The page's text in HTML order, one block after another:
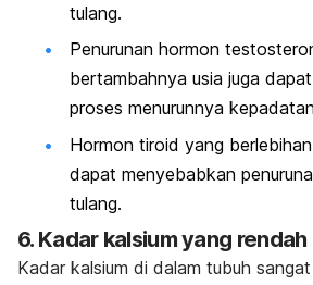
tulang.
Penurunan hormon
bertambahnya usia juga
proses menurunnya
Hormon tiroid yang
dapat menyebabkan
tulang.
6. Kadar kalsium yang rendah
Kadar kalsium di dalam tubuh